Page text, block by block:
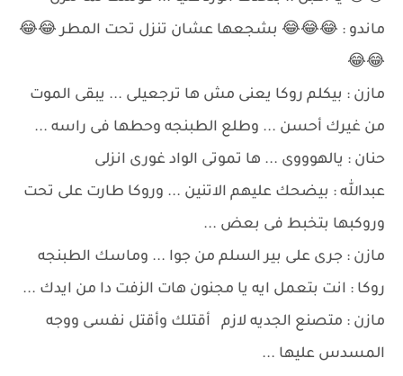
ماندو : 😂😂😂 بشجعها عشان تنزل تحت المطر 😂😂
😂😂
مازن : بيكلم روكا يعنى مش ها ترجعيلى ... يبقى الموت
من غيرك أحسن ... وطلع الطبنجه وحطها فى راسه ...
حنان : يالهوووى ... ها تموتى الواد غورى انزلى
عبدالله : بيضحك عليهم الاتنين ... وروكا طارت على تحت
وروكبها بتخبط فى بعض ...
مازن : جرى على بير السلم من جوا ... وماسك الطبنجه
روكا : انت بتعمل ايه يا مجنون هات الزفت دا من ايدك ...
مازن : متصنع الجديه لازم أقتلك وأقتل نفسى ووجه
المسدس عليها ...